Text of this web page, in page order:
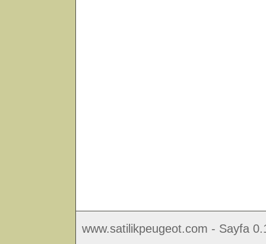
www.satilikpeugeot.com - Sayfa